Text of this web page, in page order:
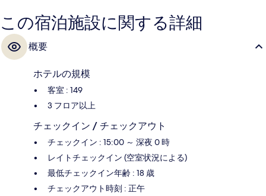
この宿泊施設に関する詳細
概要
ホテルの規模
客室 : 149
3 フロア以上
チェックイン / チェックアウト
チェックイン : 15:00 ～ 深夜 0 時
レイトチェックイン (空室状況による)
最低チェックイン年齢 : 18 歳
チェックアウト時刻 : 正午